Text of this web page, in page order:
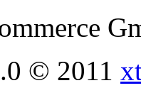
© 2011